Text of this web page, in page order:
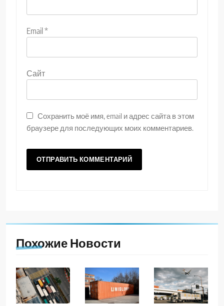
Email*
Сайт
Сохранить моё имя, email и адрес сайта в этом
браузере для последующих моих комментариев.
Похожие Новости